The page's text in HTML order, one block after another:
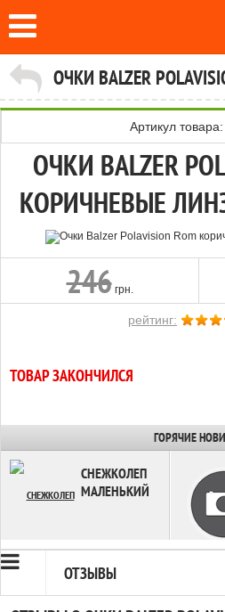
Артикул товара:
ОЧКИ BALZER
КОРИЧНЕВЫЕ
246 грн.
рейтинг:
ТОВАР ЗАКОНЧИЛСЯ
ГОРЯЧИЕ
СНЕЖКОЛЕП
МАЛЕНЬКИЙ
в наличии
ОТЗЫВЫ
ОЧКИ BALZER